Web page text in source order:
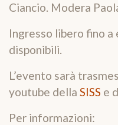
Ciancio. Modera
Ingresso libero fino
disponibili.
L’evento sarà
youtube della SISS e
Per informazioni: